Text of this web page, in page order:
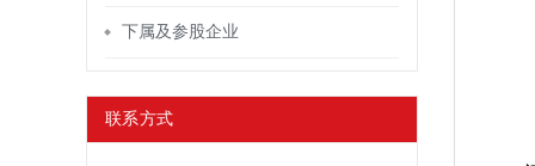
下属及参股企业
联系方式